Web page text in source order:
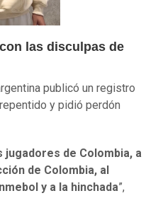
las disculpas de
publicó un registro
y pidió perdón
jugadores de Colombia, a
de Colombia, al
y a la hinchada”,